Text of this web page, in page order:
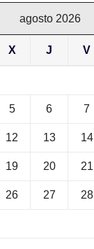
agosto 2026
X J V
5 6 7
12 13 14
19 20 21
26 27 28